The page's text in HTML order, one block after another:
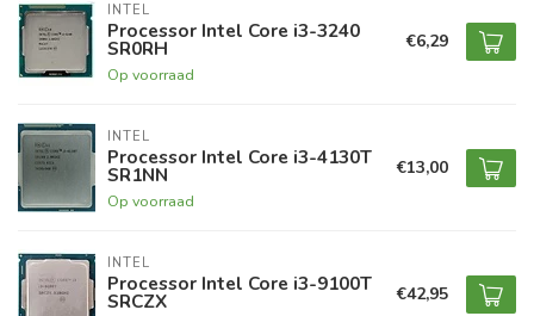
INTEL
Processor Intel Core i3-3240
SR0RH
Op voorraad
€6,29
INTEL
Processor Intel Core i3-4130T
SR1NN
Op voorraad
€13,00
INTEL
Processor Intel Core i3-9100T
SRCZX €42,95